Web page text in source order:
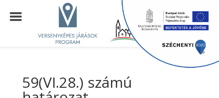
59(VI.28.) számú